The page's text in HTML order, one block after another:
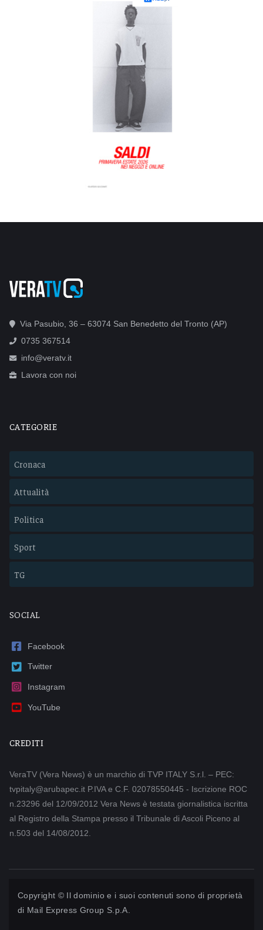
Via Pasubio, 36 – 63074 San Benedetto del Tronto (AP)
0735 367514
info@veratv.it
Lavora con noi
CATEGORIE
Cronaca
Attualità
Politica
Sport
TG
SOCIAL
Facebook
Twitter
Instagram
YouTube
CREDITI
VeraTV (Vera News) è un marchio di TVP ITALY S.r.l. – PEC:
tvpitaly@arubapec.it P.IVA e C.F. 02078550445 - Iscrizione ROC
n.23296 del 12/09/2012 Vera News è testata giornalistica iscritta
al Registro della Stampa presso il Tribunale di Ascoli Piceno al
n.503 del 14/08/2012.
Copyright © Il dominio e i suoi contenuti sono di proprietà
di Mail Express Group S.p.A.